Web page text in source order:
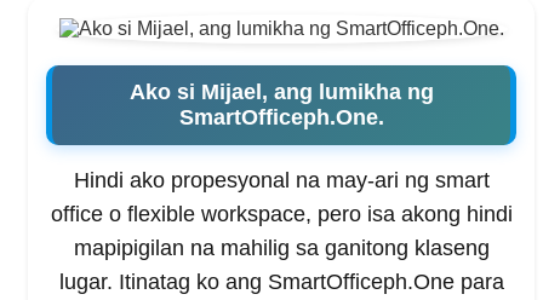
Ako si Mijael, ang lumikha ng
SmartOfficeph.One.
Hindi ako propesyonal na may-ari ng smart
office o flexible workspace, pero isa akong hindi
mapipigilan na mahilig sa ganitong klaseng
lugar. Itinatag ko ang SmartOfficeph.One para